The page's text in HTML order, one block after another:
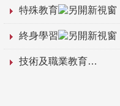
特殊教育
終身學習
技術及職業教育